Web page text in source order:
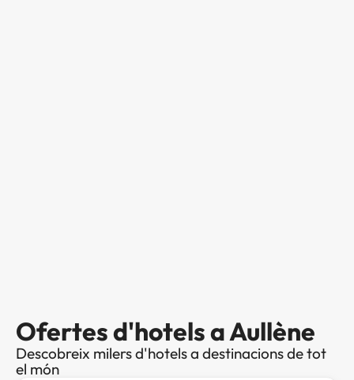
Ofertes d'hotels a Aullène
Descobreix milers d'hotels a destinacions de tot
el món